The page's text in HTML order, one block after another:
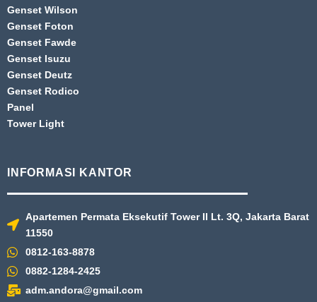
Genset Wilson
Genset Foton
Genset Fawde
Genset Isuzu
Genset Deutz
Genset Rodico
Panel
Tower Light
INFORMASI KANTOR
Apartemen Permata Eksekutif Tower II Lt. 3Q, Jakarta Barat
11550
0812-163-8878
0882-1284-2425
adm.andora@gmail.com